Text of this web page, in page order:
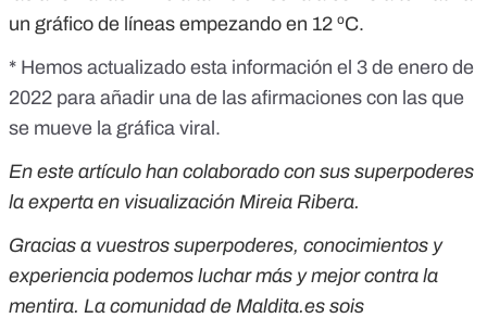
un gráfico de líneas empezando en 12 ºC.
* Hemos actualizado esta información el 3 de enero de
2022 para añadir una de las afirmaciones con las que
se mueve la gráfica viral.
En este artículo han colaborado con sus superpoderes
la experta en visualización Mireia Ribera.
Gracias a vuestros superpoderes, conocimientos y
experiencia podemos luchar más y mejor contra la
mentira. La comunidad de Maldita.es sois